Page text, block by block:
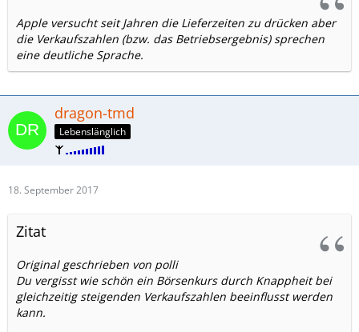
Apple versucht seit Jahren die Lieferzeiten zu drücken aber
die Verkaufszahlen (bzw. das Betriebsergebnis) sprechen
eine deutliche Sprache.
dragon-tmd
Lebenslänglich
18. September 2017
Zitat
Original geschrieben von polli
Du vergisst wie schön ein Börsenkurs durch Knappheit bei
gleichzeitig steigenden Verkaufszahlen beeinflusst werden
kann.